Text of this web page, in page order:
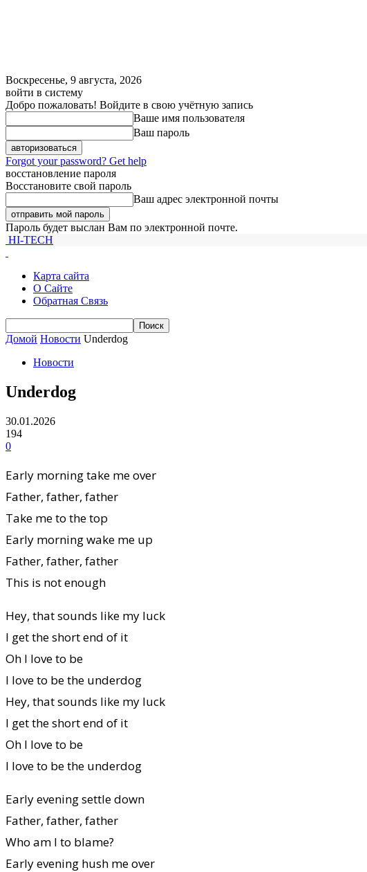
Воскресенье, 9 августа, 2026
войти в систему
Добро пожаловать! Войдите в свою учётную запись
Ваше имя пользователя
Ваш пароль
Forgot your password? Get help
восстановление пароля
Восстановите свой пароль
Ваш адрес электронной почты
Пароль будет выслан Вам по электронной почте.
HI-TECH
Карта сайта
О Сайте
Обратная Связь
Домой Новости Underdog
Новости
Underdog
30.01.2026
194
0
Early morning take me over
Father, father, father
Take me to the top
Early morning wake me up
Father, father, father
This is not enough
Hey, that sounds like my luck
I get the short end of it
Oh I love to be
I love to be the underdog
Hey, that sounds like my luck
I get the short end of it
Oh I love to be
I love to be the underdog
Early evening settle down
Father, father, father
Who am I to blame?
Early evening hush me over